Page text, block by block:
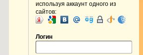
используя аккаунт одного из
сайтов:
Логин